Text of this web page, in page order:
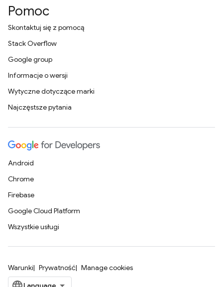
Pomoc
Skontaktuj się z pomocą
Stack Overflow
Google group
Informacje o wersji
Wytyczne dotyczące marki
Najczęstsze pytania
Android
Chrome
Firebase
Google Cloud Platform
Wszystkie usługi
Warunki Prywatność Manage cookies